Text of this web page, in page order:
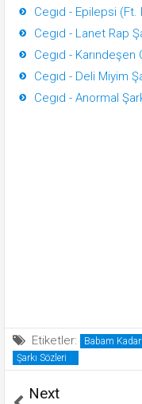
Cegıd - Epilepsi
Cegıd - Lanet Rap
Cegıd -
Cegıd - Deli Miyim
Cegıd - Anormal
Etiketler: Babam Kadar
Şarkı Sözleri
Next